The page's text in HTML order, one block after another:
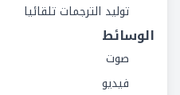
توليد الترجمات تلقائيا
الوسائط
صوت
فيديو